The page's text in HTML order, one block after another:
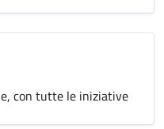
con tutte le iniziative